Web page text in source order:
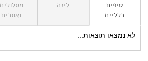
טיפים
כלליים
לינה
מסלולים
ואתרים
לא נמצאו תוצאות...